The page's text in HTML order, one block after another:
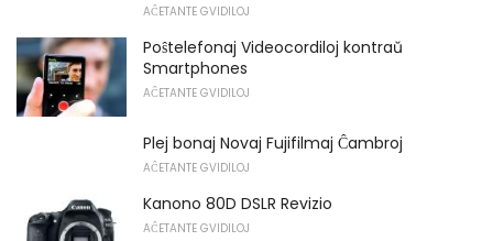
AĈETANTE GVIDILOJ
Poŝtelefonaj Videocordiloj kontraŭ
Smartphones
AĈETANTE GVIDILOJ
Plej bonaj Novaj Fujifilmaj Ĉambroj
AĈETANTE GVIDILOJ
Kanono 80D DSLR Revizio
AĈETANTE GVIDILOJ